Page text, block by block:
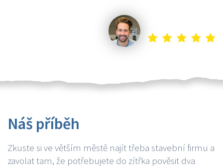
Náš příběh
Zkuste si ve větším městě najít třeba stavební firmu a
zavolat tam, že potřebujete do zítřka pověsit dva